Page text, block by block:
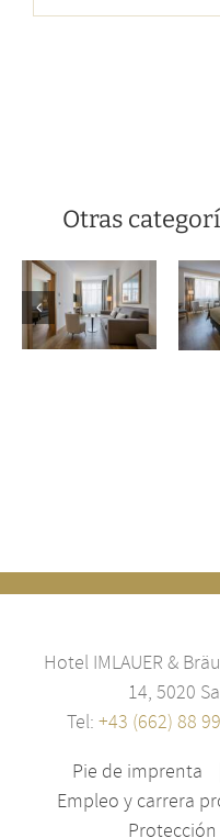
Otras
Habitación
doble
Premium
Hotel IMLAUER &
14, 5020
Tel: +43 (662) 88
Pie de imprenta
Empleo y carrera